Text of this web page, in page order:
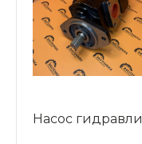
Насос